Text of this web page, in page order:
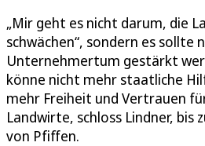
„Mir geht es nicht darum, die
schwächen“, sondern es sollte
Unternehmertum gestärkt
könne nicht mehr staatliche
mehr Freiheit und Vertrauen
Landwirte, schloss Lindner, bis
von Pfiffen.